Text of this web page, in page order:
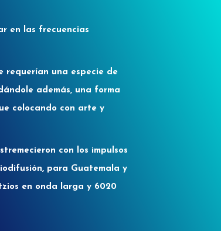
en las frecuencias
requerían una especie de
además, una forma
colocando con arte y
con los impulsos
para Guatemala y
en onda larga y 6020